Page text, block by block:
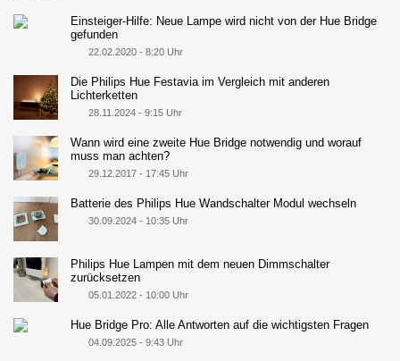
Einsteiger-Hilfe: Neue Lampe wird nicht von der Hue Bridge
gefunden
22.02.2020 - 8:20 Uhr
Die Philips Hue Festavia im Vergleich mit anderen
Lichterketten
28.11.2024 - 9:15 Uhr
Wann wird eine zweite Hue Bridge notwendig und worauf
muss man achten?
29.12.2017 - 17:45 Uhr
Batterie des Philips Hue Wandschalter Modul wechseln
30.09.2024 - 10:35 Uhr
Philips Hue Lampen mit dem neuen Dimmschalter
zurücksetzen
05.01.2022 - 10:00 Uhr
Hue Bridge Pro: Alle Antworten auf die wichtigsten Fragen
04.09.2025 - 9:43 Uhr